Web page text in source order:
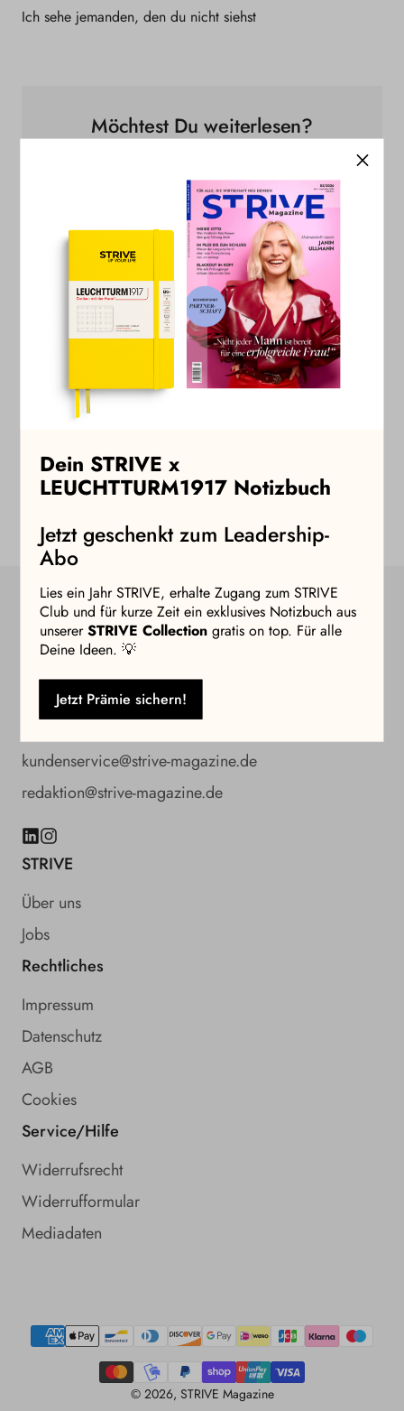
Ich sehe jemanden, den du nicht siehst
Möchtest Du weiterlesen?
Jetzt STRIVE abonnieren, um diesen und alle
weiteren STRIVE+ Artikel zu lesen. Als
Jahresabonnent:in kannst Du zudem kostenlos an
allen Masterclasses teilnehmen und erhältst
exklusive Event-Einladungen sowie regelmäßige
Angebote und Vergünstigungen.
Zu den STRIVE Abos
Kontakt
04103 7044811
KI-Sprachassistent für häufige Fragen
kundenservice@strive-magazine.de
redaktion@strive-magazine.de
LinkedIn
Instagram
STRIVE
Über uns
Jobs
Rechtliches
Impressum
Datenschutz
AGB
Cookies
Service/Hilfe
Widerrufsrecht
Widerrufformular
Mediadaten
© 2026, STRIVE Magazine
Zahlungsmethoden
Dein STRIVE x
LEUCHTTURM1917 Notizbuch
Jetzt geschenkt zum Leadership-
Abo
Lies ein Jahr STRIVE, erhalte Zugang zum STRIVE
Club und für kurze Zeit ein exklusives Notizbuch aus
unsererSTRIVE Collection gratis on top. Für alle
Deine Ideen. 💡
Jetzt Prämie sichern!